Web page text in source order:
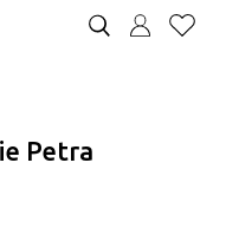
Petra